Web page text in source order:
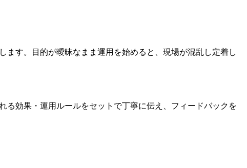
す。目的が曖昧なまま運用を始めると、現場が混乱し定着し
効果・運用ルールをセットで丁寧に伝え、フィードバックを